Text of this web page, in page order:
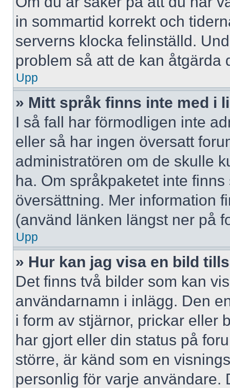
in sommartid korrekt och
serverns klocka felinställd.
problem så att de kan åtgärda
Upp
» Mitt språk finns inte med i
I så fall har förmodligen inte
eller så har ingen översatt
administratören om de skulle
ha. Om språkpaketet inte
översättning. Mer information
(använd länken längst ner på
Upp
» Hur kan jag visa en bild
Det finns två bilder som kan
användarnamn i inlägg. Den
i form av stjärnor, prickar eller
har gjort eller din status på
större, är känd som en
personlig för varje användare.